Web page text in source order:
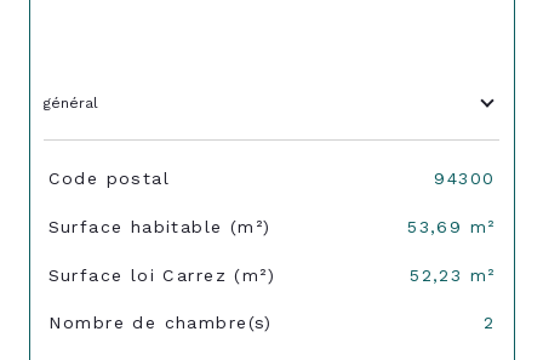
général
TRAD_SIROCCO_Caracteristique
Code postal 94300
Surface habitable (m²) 53,69 m²
Surface loi Carrez (m²) 52,23 m²
Nombre de chambre(s) 2